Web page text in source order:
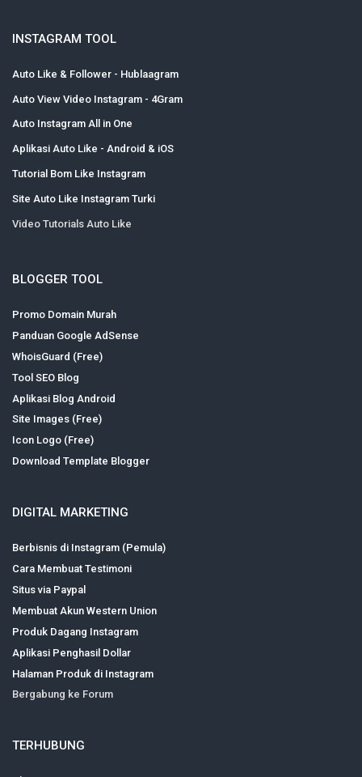
INSTAGRAM TOOL
Auto Like & Follower - Hublaagram
Auto View Video Instagram - 4Gram
Auto Instagram All in One
Aplikasi Auto Like - Android & iOS
Tutorial Bom Like Instagram
Site Auto Like Instagram Turki
Video Tutorials Auto Like
BLOGGER TOOL
Promo Domain Murah
Panduan Google AdSense
WhoisGuard (Free)
Tool SEO Blog
Aplikasi Blog Android
Site Images (Free)
Icon Logo (Free)
Download Template Blogger
DIGITAL MARKETING
Berbisnis di Instagram (Pemula)
Cara Membuat Testimoni
Situs via Paypal
Membuat Akun Western Union
Produk Dagang Instagram
Aplikasi Penghasil Dollar
Halaman Produk di Instagram
Bergabung ke Forum
TERHUBUNG